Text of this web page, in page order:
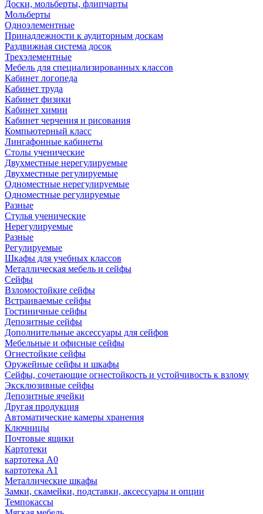
Доски, мольберты, флипчарты
Мольберты
Одноэлементные
Принадлежности к аудиторным доскам
Раздвижная система досок
Трехэлементные
Мебель для специализированных классов
Кабинет логопеда
Кабинет труда
Кабинет физики
Кабинет химии
Кабинет черчения и рисования
Компьютерный класс
Лингафонные кабинеты
Столы ученические
Двухместные нерегулируемые
Двухместные регулируемые
Одноместные нерегулируемые
Одноместные регулируемые
Разные
Стулья ученические
Нерегулируемые
Разные
Регулируемые
Шкафы для учебных классов
Металлическая мебель и сейфы
Сейфы
Взломостойкие сейфы
Встраиваемые сейфы
Гостиничные сейфы
Депозитные сейфы
Дополнительные аксессуары для сейфов
Мебельные и офисные сейфы
Огнестойкие сейфы
Оружейные сейфы и шкафы
Сейфы, сочетающие огнестойкость и устойчивость к взлому
Эксклюзивные сейфы
Депозитные ячейки
Другая продукция
Автоматические камеры хранения
Ключницы
Почтовые ящики
Картотеки
картотека А0
картотека А1
Металлические шкафы
Замки, скамейки, подставки, аксессуары и опции
Темпокассы